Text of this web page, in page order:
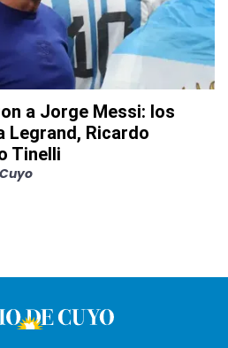
a Jorge Messi: los
Legrand, Ricardo
Tinelli